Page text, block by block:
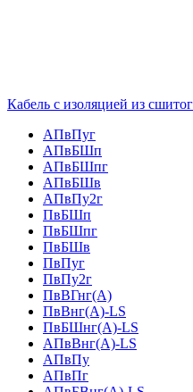
Кабель с изоляцией из
АПвПуг
АПвБШп
АПвБШпг
АПвБШв
АПвПу2г
ПвБШп
ПвБШпг
ПвБШв
ПвПуг
ПвПу2г
ПвВГнг(А)
ПвВнг(А)-LS
ПвБШнг(А)-LS
АПвВнг(А)-LS
АПвПу
АПвПг